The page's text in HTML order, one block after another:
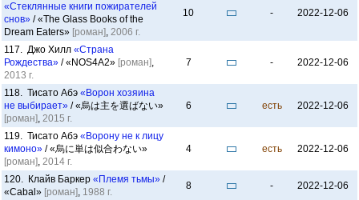
«Стеклянные книги пожирателей
снов» / «The Glass Books of the
Dream Eaters» [роман], 2006 г.
10 - 2022-12-06
117. Джо Хилл «Страна
Рождества» / «NOS4A2» [роман],
2013 г.
7 - 2022-12-06
118. Тисато Абэ «Ворон хозяина
не выбирает» / «烏は主を選ばない»
[роман], 2015 г.
6 есть 2022-12-06
119. Тисато Абэ «Ворону не к лицу
кимоно» / «烏に単は似合わない»
[роман], 2014 г.
4 есть 2022-12-06
120. Клайв Баркер «Племя тьмы» /
«Cabal» [роман], 1988 г.
8 - 2022-12-06